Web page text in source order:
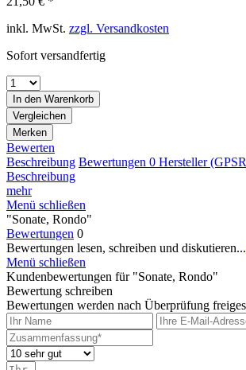
inkl. MwSt. zzgl. Versandkosten
Sofort versandfertig
In den Warenkorb
Vergleichen
Merken
Bewerten
Beschreibung Bewertungen 0 Hersteller
Beschreibung
mehr
Menü schließen
"Sonate, Rondo"
Bewertungen 0
Bewertungen lesen, schreiben und diskutieren...
Menü schließen
Kundenbewertungen für "Sonate, Rondo"
Bewertung schreiben
Bewertungen werden nach Überprüfung